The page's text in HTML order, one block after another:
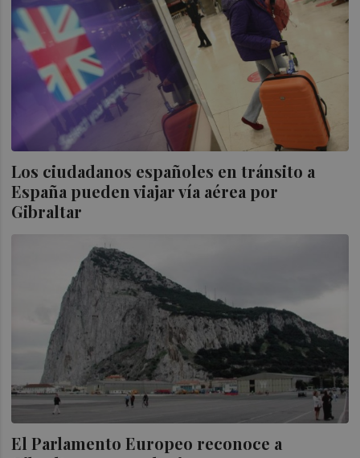
Los ciudadanos españoles en tránsito a
España pueden viajar vía aérea por
Gibraltar
El Parlamento Europeo reconoce a